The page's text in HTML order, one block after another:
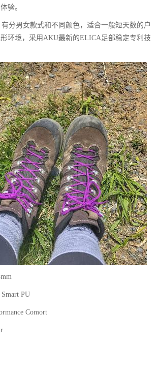
验。
分男女款式和不同颜色，适合一般短天数的户
环境，采用AKU最新的ELICA足部稳定专利技
PU
Comort